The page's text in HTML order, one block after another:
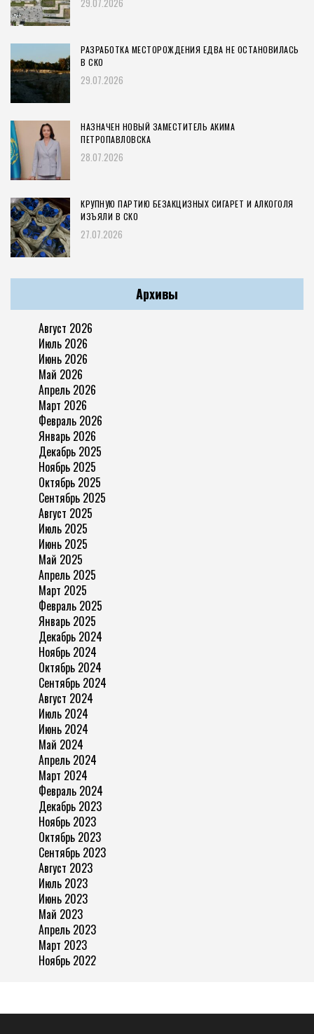
29.07.2026
РАЗРАБОТКА МЕСТОРОЖДЕНИЯ ЕДВА НЕ ОСТАНОВИЛАСЬ
В СКО
29.07.2026
НАЗНАЧЕН НОВЫЙ ЗАМЕСТИТЕЛЬ АКИМА
ПЕТРОПАВЛОВСКА
28.07.2026
КРУПНУЮ ПАРТИЮ БЕЗАКЦИЗНЫХ СИГАРЕТ И АЛКОГОЛЯ
ИЗЪЯЛИ В СКО
27.07.2026
Архивы
Август 2026
Июль 2026
Июнь 2026
Май 2026
Апрель 2026
Март 2026
Февраль 2026
Январь 2026
Декабрь 2025
Ноябрь 2025
Октябрь 2025
Сентябрь 2025
Август 2025
Июль 2025
Июнь 2025
Май 2025
Апрель 2025
Март 2025
Февраль 2025
Январь 2025
Декабрь 2024
Ноябрь 2024
Октябрь 2024
Сентябрь 2024
Август 2024
Июль 2024
Июнь 2024
Май 2024
Апрель 2024
Март 2024
Февраль 2024
Декабрь 2023
Ноябрь 2023
Октябрь 2023
Сентябрь 2023
Август 2023
Июль 2023
Июнь 2023
Май 2023
Апрель 2023
Март 2023
Ноябрь 2022